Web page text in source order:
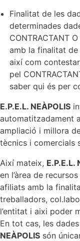
Finalitat de les
determinades
CONTRACTANT
amb la finalitat
així com
pel
saber qui és per
E.P.E.L. NEÀPOLIS
automatitzadament
ampliació i millora
tècnics i comercials
Així mateix, E.P.E.L.
en l’àrea de
afiliats amb la
treballadors,
l’entitat i aixi poder
En tot cas, les
NEÀPOLIS són